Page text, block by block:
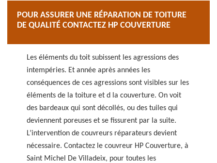
POUR ASSURER UNE RÉPARATION DE TOITURE
DE QUALITÉ CONTACTEZ HP COUVERTURE
Les éléments du toit subissent les agressions des
intempéries. Et année après années les
conséquences de ces agressions sont visibles sur les
éléments de la toiture et d la couverture. On voit
des bardeaux qui sont décollés, ou des tuiles qui
deviennent poreuses et se fissurent par la suite.
L’intervention de couvreurs réparateurs devient
nécessaire. Contactez le couvreur HP Couverture, à
Saint Michel De Villadeix, pour toutes les